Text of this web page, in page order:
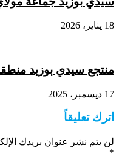
18 يناير، 2026
منتجع سيدي بوزيد منطقة
17 ديسمبر، 2025
اترك تعليقاً
لن يتم نشر عنوان بريدك
*